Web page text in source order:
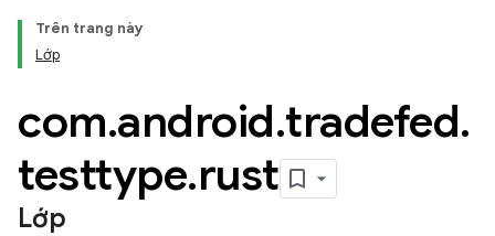
Trên trang này
Lớp
com.android.tradefed.
testtype.rust
Lớp